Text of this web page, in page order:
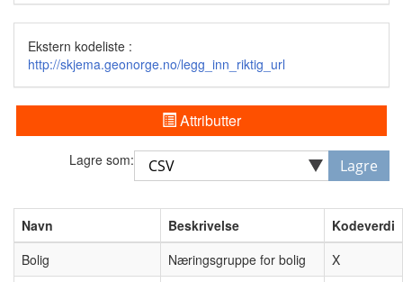
Ekstern kodeliste :
http://skjema.geonorge.no/legg_inn_riktig_url
Attributter
Lagre som: Lagre
Navn Beskrivelse
Kodeverdi
Bolig
Næringsgruppe for bolig
X